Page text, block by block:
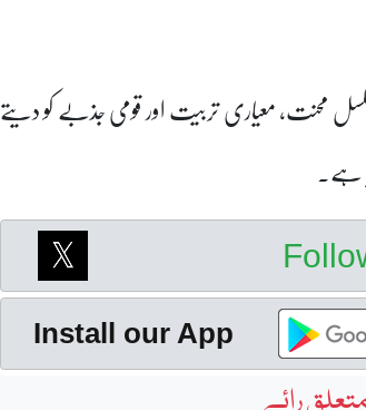
محنت، معیاری تربیت اور قومی جذبے کو دیتے
ہے۔
Install our App